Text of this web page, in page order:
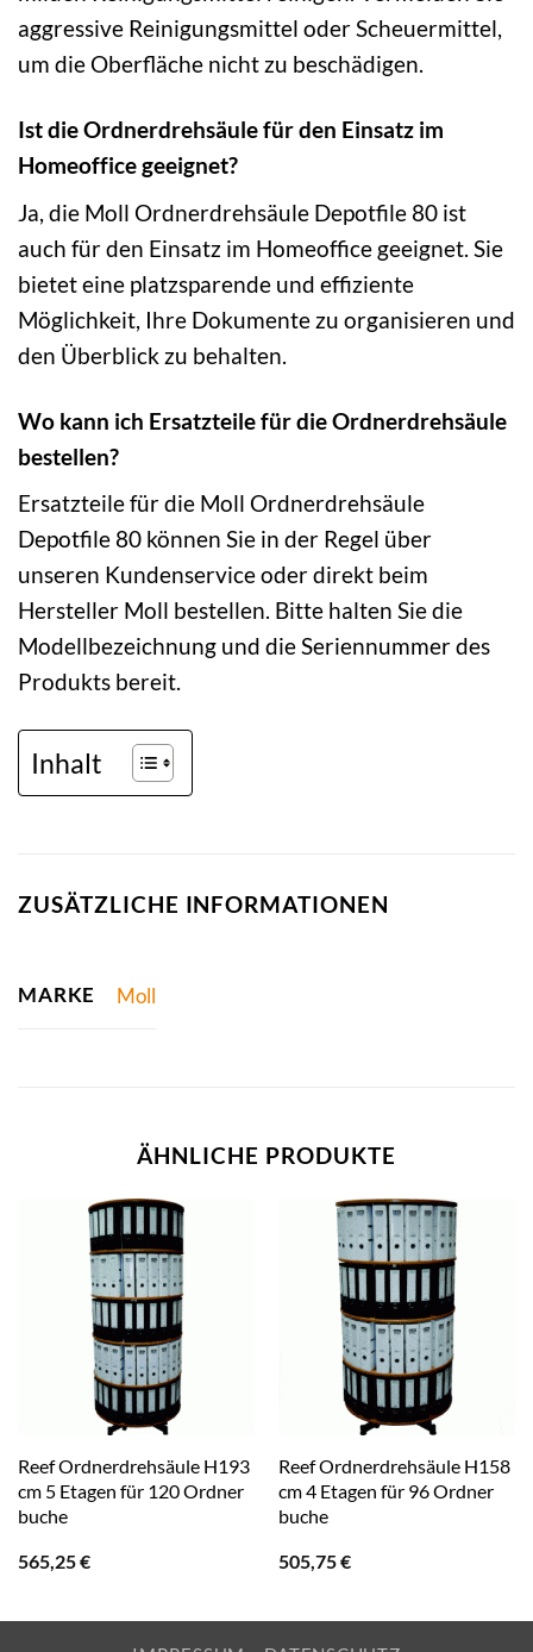
aggressive Reinigungsmittel oder Scheuermittel,
um die Oberfläche nicht zu beschädigen.
Ist die Ordnerdrehsäule für den Einsatz im
Homeoffice geeignet?
Ja, die Moll Ordnerdrehsäule Depotfile 80 ist
auch für den Einsatz im Homeoffice geeignet. Sie
bietet eine platzsparende und effiziente
Möglichkeit, Ihre Dokumente zu organisieren und
den Überblick zu behalten.
Wo kann ich Ersatzteile für die Ordnerdrehsäule
bestellen?
Ersatzteile für die Moll Ordnerdrehsäule
Depotfile 80 können Sie in der Regel über
unseren Kundenservice oder direkt beim
Hersteller Moll bestellen. Bitte halten Sie die
Modellbezeichnung und die Seriennummer des
Produkts bereit.
Inhalt
ZUSÄTZLICHE INFORMATIONEN
MARKE Moll
ÄHNLICHE PRODUKTE
Reef Ordnerdrehsäule H193
cm 5 Etagen für 120 Ordner
buche
565,25€
Reef Ordnerdrehsäule H158
cm 4 Etagen für 96 Ordner
buche
505,75€